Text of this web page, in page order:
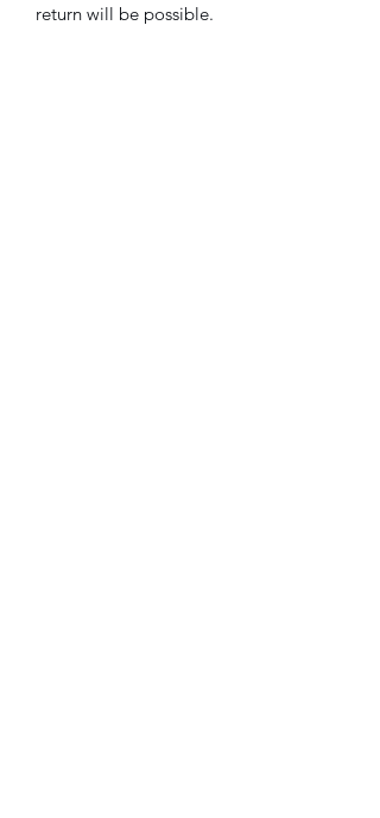
return will be possible.